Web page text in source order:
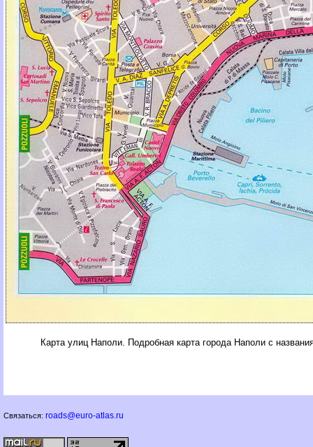
Карта улиц Наполи. Подробная карта города Наполи с
Связаться: roads@euro-atlas.ru